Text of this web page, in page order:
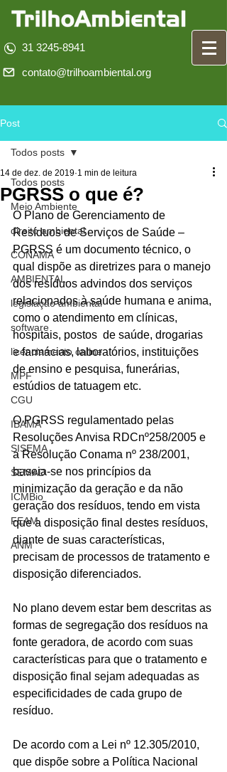
31 3245-8941
contato@trilhoambiental.org
Post
Todos posts
Meio Ambiente
direito ambiental
CONAMA
AMBIENTAL
legislação ambiental
software
licenciamento online
MPF
CGU
IBAMA
SISEMA
SEMAD
ICMBio
FEAM
ANM
Todos posts
PGRSS o que é?
14 de dez. de 2019 1 min de leitura
O Plano de Gerenciamento de
Resíduos de Serviços de Saúde –
PGRSS é um documento técnico, o
qual dispõe as diretrizes para o manejo
dos resíduos advindos dos serviços
relacionados à saúde humana e anima,
como o atendimento em clínicas,
hospitais, postos  de saúde, drogarias
e farmácias, laboratórios, instituições
de ensino e pesquisa, funerárias,
estúdios de tatuagem etc.
O PGRSS regulamentado pelas
Resoluções Anvisa RDCnº258/2005 e
a Resolução Conama nº 238/2001,
baseia-se nos princípios da
minimização da geração e da não
geração dos resíduos, tendo em vista
que a disposição final destes resíduos,
diante de suas características,
precisam de processos de tratamento e
disposição diferenciados.
No plano devem estar bem descritas as
formas de segregação dos resíduos na
fonte geradora, de acordo com suas
características para que o tratamento e
disposição final sejam adequadas as
especificidades de cada grupo de
resíduo.
De acordo com a Lei nº 12.305/2010,
que dispõe sobre a Política Nacional